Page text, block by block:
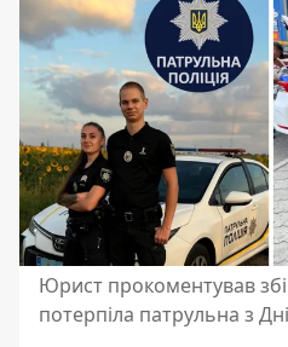
Юрист прокоментував
потерпіла патрульна з